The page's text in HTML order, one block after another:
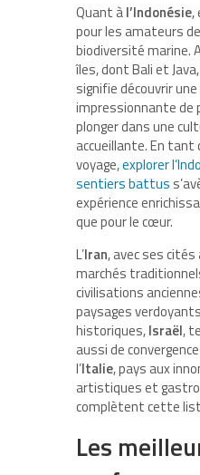
Quant àl’Indonésie,
pour les amateurs
biodiversité marine.
îles, dont Bali et
signifie découvrir
impressionnante de
plonger dans une
accueillante. En
voyage,explorer
sentiers battus
expérience
que pour le cœur.
L’Iran, avec ses
marchés
civilisations
paysages
historiques,Israël,
aussi de
l’Italie, pays aux
artistiques et
complètent cette
Les